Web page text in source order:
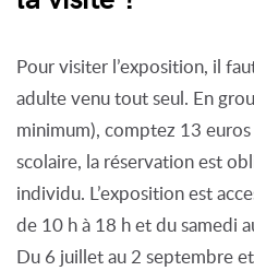
Pour visiter l’exposition, il
adulte venu tout seul. En
minimum), comptez 13
scolaire, la réservation est
individu. L’exposition est
de 10 h à 18 h et du samedi
Du 6 juillet au 2 septembre